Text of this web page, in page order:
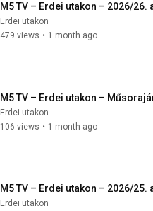
M5 TV – Erdei utakon – 2026/26.
Erdei utakon
479 views • 1 month ago
M5 TV – Erdei utakon –
Erdei utakon
106 views • 1 month ago
M5 TV – Erdei utakon – 2026/25.
Erdei utakon